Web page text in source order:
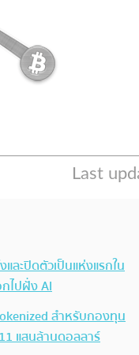
ละปิดตัวเป็นแห่งแรกใน
ไปฝั่ง AI
สำหรับกองทุน
แสนล้านดอลลาร์